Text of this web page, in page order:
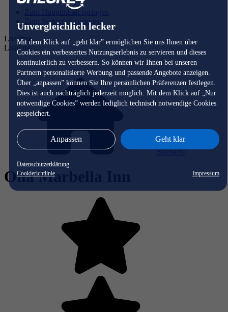
Unvergleichlich lecker
Mit dem Klick auf „geht klar” ermöglichen Sie uns Ihnen über
Cookies ein verbessertes Nutzungserlebnis zu servieren und dieses
kontinuierlich zu verbessern. So können wir Ihnen bei unseren
Partnern personalisierte Werbung und passende Angebote anzeigen.
Über „anpassen” können Sie Ihre persönlichen Präferenzen festlegen.
Dies ist auch nachträglich jederzeit möglich. Mit dem Klick auf „Nur
notwendige Cookies” werden lediglich technisch notwendige Cookies
gespeichert.
Anpassen Geht klar
Datenschutzerklärung
Cookierichtlinie
Impressum
Zum Hauptinhalt springen
Zum Seitenfuß springen
Loading...
Loading...
Startseite
Ona Marbella Inn